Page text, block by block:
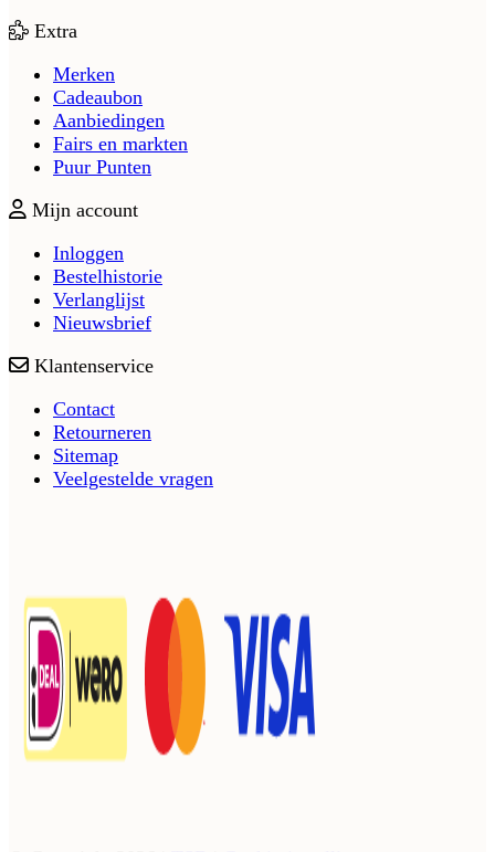
Extra
Merken
Cadeaubon
Aanbiedingen
Fairs en markten
Puur Punten
Mijn account
Inloggen
Bestelhistorie
Verlanglijst
Nieuwsbrief
Klantenservice
Contact
Retourneren
Sitemap
Veelgestelde vragen